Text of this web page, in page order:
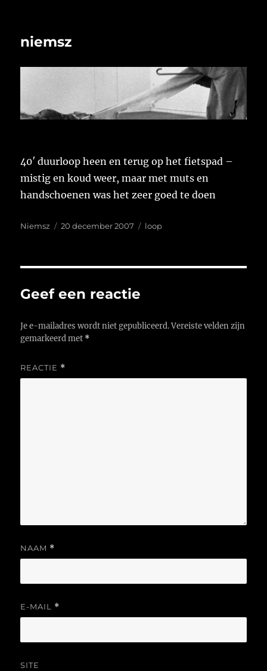
niemsz
40′ duurloop heen en terug op het fietspad –
mistig en koud weer, maar met muts en
handschoenen was het zeer goed te doen
Auteur
Niemsz
Geplaatst
20 december 2007 Tags
loop
Geef een reactie
Je e-mailadres wordt niet gepubliceerd. Vereiste velden zijn
gemarkeerd met *
REACTIE *
NAAM *
E-MAIL *
SITE